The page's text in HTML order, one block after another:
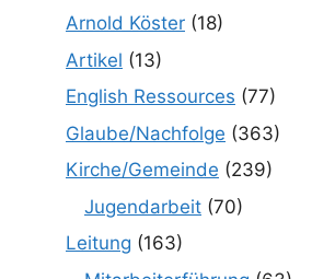
Arnold Köster (18)
Artikel (13)
English Ressources (77)
Glaube/Nachfolge (363)
Kirche/Gemeinde (239)
Jugendarbeit (70)
Leitung (163)